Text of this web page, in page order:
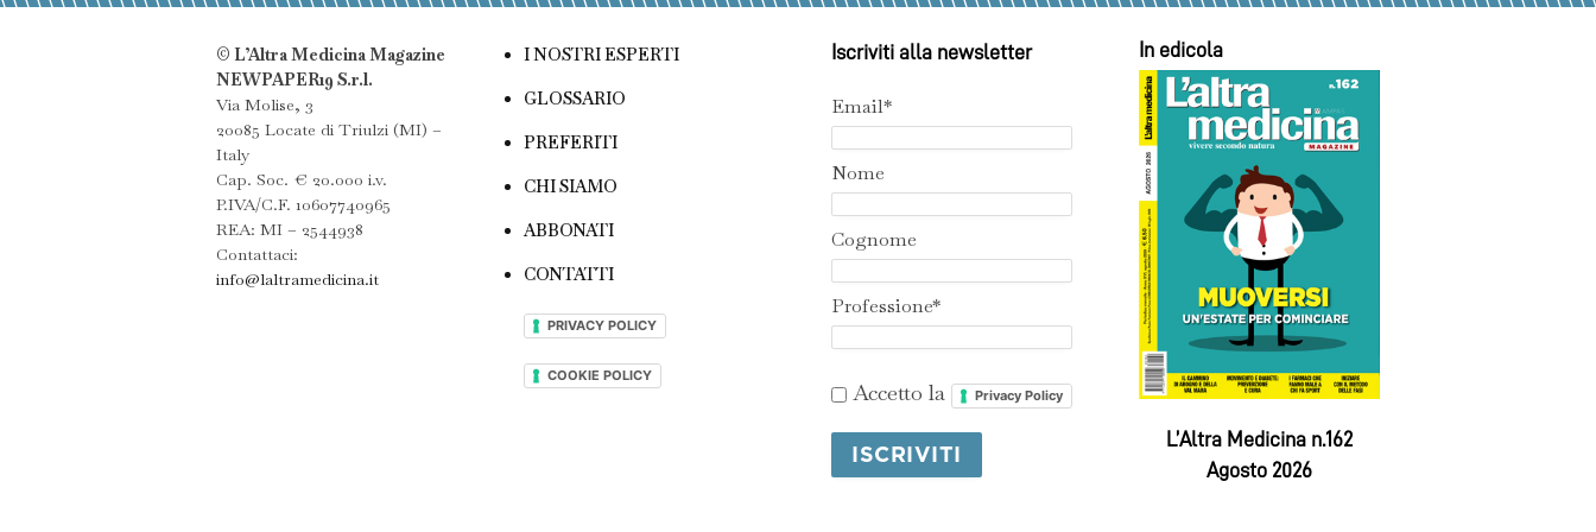
© L’Altra Medicina Magazine
NEWPAPER19 S.r.l.
Via Molise, 3
20085 Locate di Triulzi (MI) –
Italy
Cap. Soc. € 20.000 i.v.
P.IVA/C.F. 10607740965
REA: MI – 2544938
Contattaci:
info@laltramedicina.it
I NOSTRI ESPERTI
GLOSSARIO
PREFERITI
CHI SIAMO
ABBONATI
CONTATTI
PRIVACY POLICY
COOKIE POLICY
Iscriviti alla newsletter
Email*
Nome
Cognome
Professione*
Accetto la Privacy Policy
In edicola
L’Altra Medicina n.162
Agosto 2026